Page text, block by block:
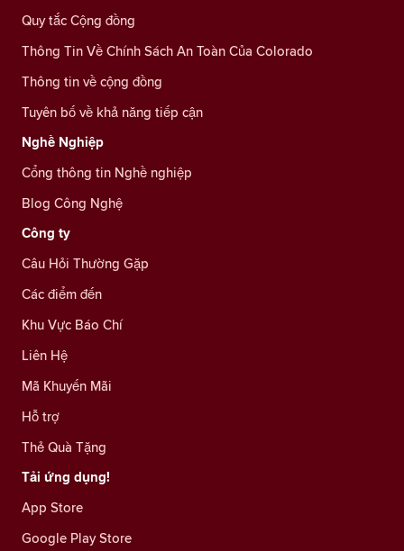
Quy tắc Cộng đồng
Thông Tin Về Chính Sách An Toàn Của Colorado
Thông tin về cộng đồng
Tuyên bố về khả năng tiếp cận
Nghề Nghiệp
Cổng thông tin Nghề nghiệp
Blog Công Nghệ
Công ty
Câu Hỏi Thường Gặp
Các điểm đến
Khu Vực Báo Chí
Liên Hệ
Mã Khuyến Mãi
Hỗ trợ
Thẻ Quà Tặng
Tải ứng dụng!
App Store
Google Play Store